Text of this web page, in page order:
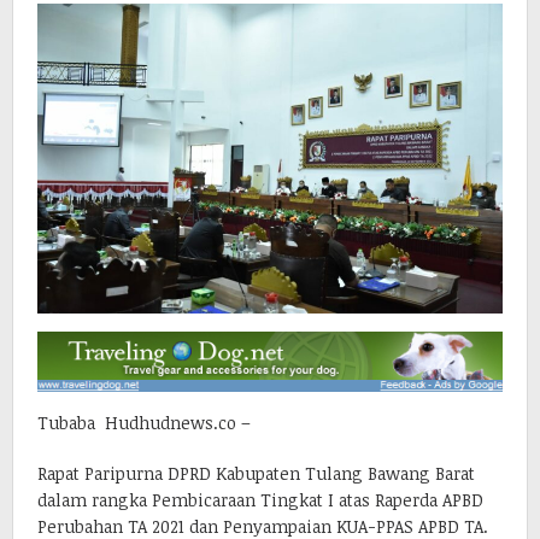
Tubaba Hudhudnews.co –
Rapat Paripurna DPRD Kabupaten Tulang Bawang Barat
dalam rangka Pembicaraan Tingkat I atas Raperda APBD
Perubahan TA 2021 dan Penyampaian KUA-PPAS APBD TA.